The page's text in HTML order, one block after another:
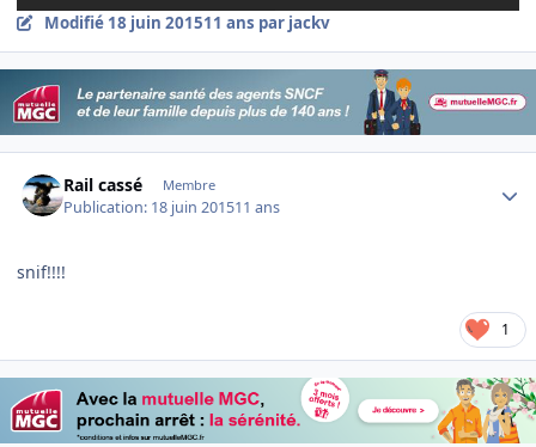
Modifié 18 juin 201511 ans par jackv
Rail cassé Membre
Publication: 18 juin 201511 ans
snif!!!!
1